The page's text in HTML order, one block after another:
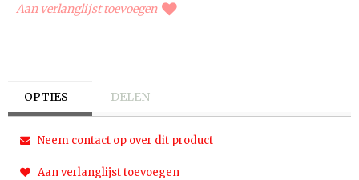
Aan verlanglijst toevoegen
OPTIES DELEN
Neem contact op over dit product
Aan verlanglijst toevoegen